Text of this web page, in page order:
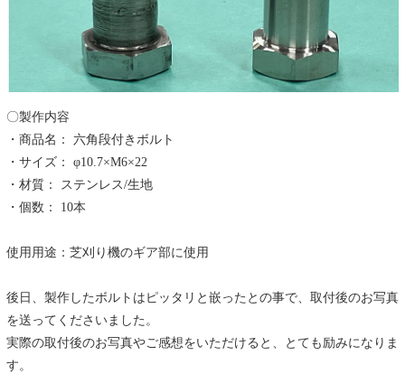
〇製作内容
・商品名： 六角段付きボルト
・サイズ： φ10.7×M6×22
・材質： ステンレス/生地
・個数： 10本
使用用途：芝刈り機のギア部に使用
後日、製作したボルトはピッタリと嵌ったとの事で、取付後のお写真
を送ってくださいました。
実際の取付後のお写真やご感想をいただけると、とても励みになりま
す。